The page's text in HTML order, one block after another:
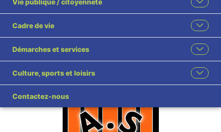
Vie publique / citoyenneté
Cadre de vie
Démarches et services
Culture, sports et loisirs
Contactez-nous
Accueil